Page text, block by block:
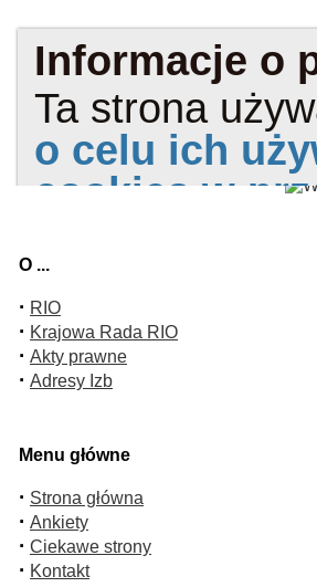
O ...
· RIO
· Krajowa Rada RIO
· Akty prawne
· Adresy Izb
Menu główne
· Strona główna
· Ankiety
· Ciekawe strony
· Kontakt